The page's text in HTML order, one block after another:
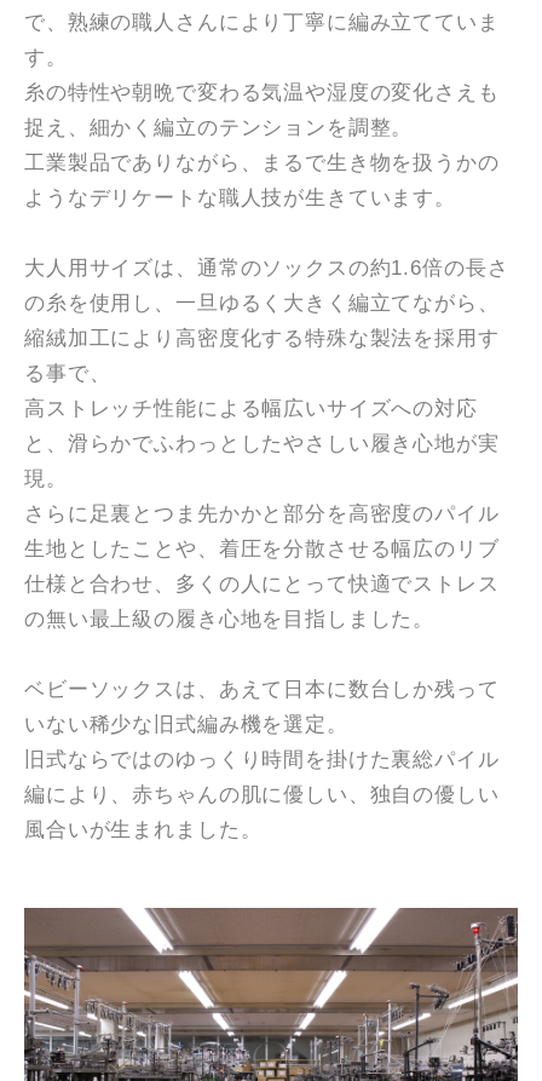
で、熟練の職人さんにより丁寧に編み立てていま
す。
糸の特性や朝晩で変わる気温や湿度の変化さえも
捉え、細かく編立のテンションを調整。
工業製品でありながら、まるで生き物を扱うかの
ようなデリケートな職人技が生きています。
大人用サイズは、通常のソックスの約1.6倍の長さ
の糸を使用し、一旦ゆるく大きく編立てながら、
縮絨加工により高密度化する特殊な製法を採用す
る事で、
高ストレッチ性能による幅広いサイズへの対応
と、滑らかでふわっとしたやさしい履き心地が実
現。
さらに足裏とつま先かかと部分を高密度のパイル
生地としたことや、着圧を分散させる幅広のリブ
仕様と合わせ、多くの人にとって快適でストレス
の無い最上級の履き心地を目指しました。
ベビーソックスは、あえて日本に数台しか残って
いない稀少な旧式編み機を選定。
旧式ならではのゆっくり時間を掛けた裏総パイル
編により、赤ちゃんの肌に優しい、独自の優しい
風合いが生まれました。